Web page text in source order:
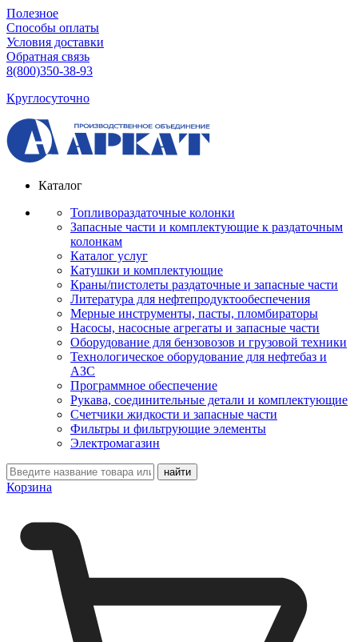
Полезное
Способы оплаты
Условия доставки
Обратная связь
8(800)350-38-93
Круглосуточно
Каталог
Топливораздаточные колонки
Запасные части и комплектующие к раздаточным
колонкам
Каталог услуг
Катушки и комплектующие
Краны/пистолеты раздаточные и запасные части
Литература для нефтепродуктообеспечения
Мерные инструменты, пасты, пломбираторы
Насосы, насосные агрегаты и запасные части
Оборудование для бензовозов и грузовой техники
Технологическое оборудование для нефтебаз и
АЗС
Программное обеспечение
Рукава, соединительные детали и комплектующие
Счетчики жидкости и запасные части
Фильтры и фильтрующие элементы
Электромагазин
Корзина